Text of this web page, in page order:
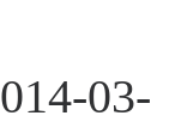
03-